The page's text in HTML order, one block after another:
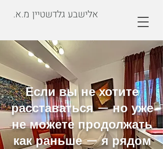
.אלישבע גלדשטיין מ.א
Если вы не хотите
расставаться — но уже
не можете продолжать
как раньше — я рядом